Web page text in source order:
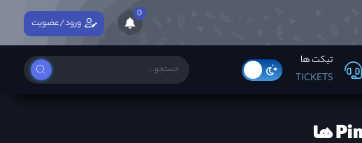
0
تیکت ها
TICKETS
ورود/عضویت